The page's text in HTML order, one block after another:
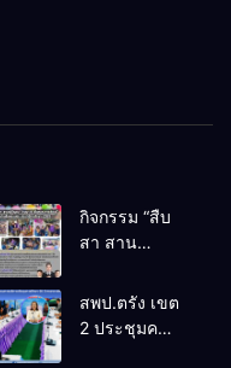
กิจกรรม “สืบ
สา สาน
ล้านนาวิถี สู่
โลกแห่งการ
เรียนรู้”
สพป.ตรัง เขต
2 ประชุมคณะ